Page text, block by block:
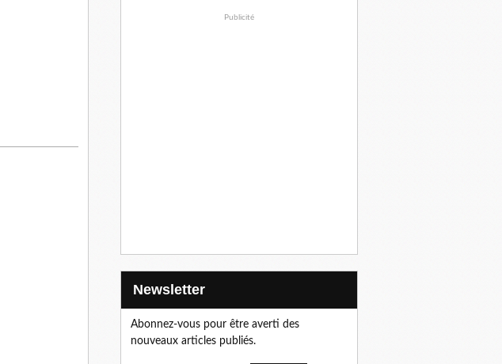
Publicité
Newsletter
Abonnez-vous pour être averti des
nouveaux articles publiés.